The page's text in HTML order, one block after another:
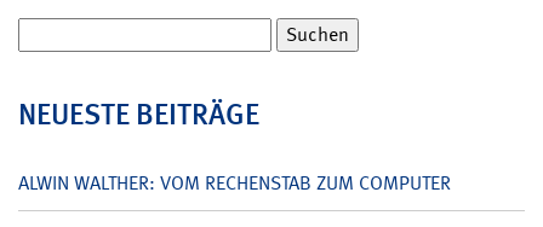
nach:
NEUESTE BEITRÄGE
ALWIN WALTHER: VOM RECHENSTAB ZUM COMPUTER